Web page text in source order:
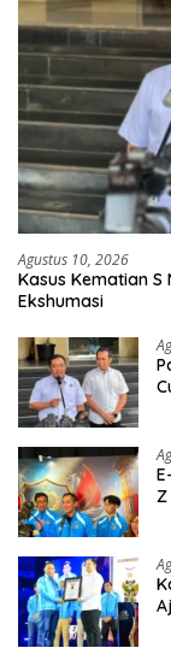
Agustus 10, 2026
Kasus Kematian
Ekshumasi
Z